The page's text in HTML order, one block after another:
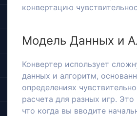
конвертацию
Модель Данных и
Конвертер использует
данных и алгоритм,
определениях
расчета для разных игр. Это
что когда вы вводите